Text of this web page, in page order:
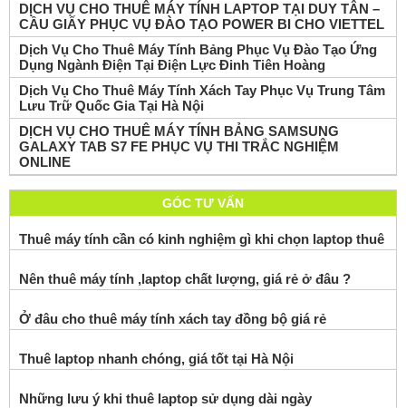
DỊCH VỤ CHO THUÊ MÁY TÍNH LAPTOP TẠI DUY TÂN –
CẦU GIẤY PHỤC VỤ ĐÀO TẠO POWER BI CHO VIETTEL
Dịch Vụ Cho Thuê Máy Tính Bảng Phục Vụ Đào Tạo Ứng
Dụng Ngành Điện Tại Điện Lực Đinh Tiên Hoàng
Dịch Vụ Cho Thuê Máy Tính Xách Tay Phục Vụ Trung Tâm
Lưu Trữ Quốc Gia Tại Hà Nội
DỊCH VỤ CHO THUÊ MÁY TÍNH BẢNG SAMSUNG
GALAXY TAB S7 FE PHỤC VỤ THI TRẮC NGHIỆM
ONLINE
GÓC TƯ VẤN
Thuê máy tính cần có kinh nghiệm gì khi chọn laptop thuê
Nên thuê máy tính ,laptop chất lượng, giá rẻ ở đâu ?
Ở đâu cho thuê máy tính xách tay đồng bộ giá rẻ
Thuê laptop nhanh chóng, giá tốt tại Hà Nội
Những lưu ý khi thuê laptop sử dụng dài ngày